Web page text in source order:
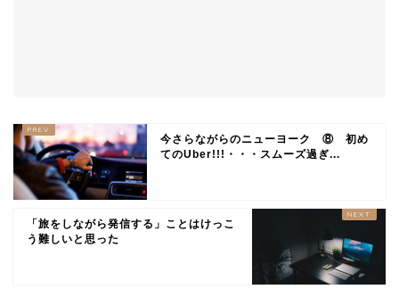
今さらながらのニューヨーク ⑧ 初め
てのUber!!!・・・スムーズ過ぎ...
「旅をしながら発信する」ことはけっこ
う難しいと思った